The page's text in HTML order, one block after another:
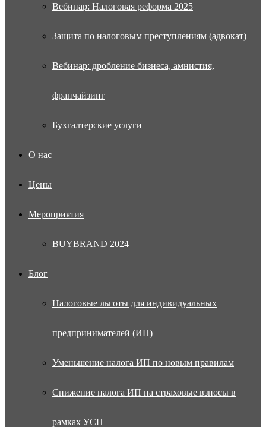
Вебинар: Налоговая реформа 2025
Защита по налоговым преступлениям (адвокат)
Вебинар: дробление бизнеса, амнистия,
франчайзинг
Бухгалтерские услуги
О нас
Цены
Мероприятия
BUYBRAND 2024
Блог
Налоговые льготы для индивидуальных
предпринимателей (ИП)
Уменьшение налога ИП по новым правилам
Снижение налога ИП на страховые взносы в
рамках УСН